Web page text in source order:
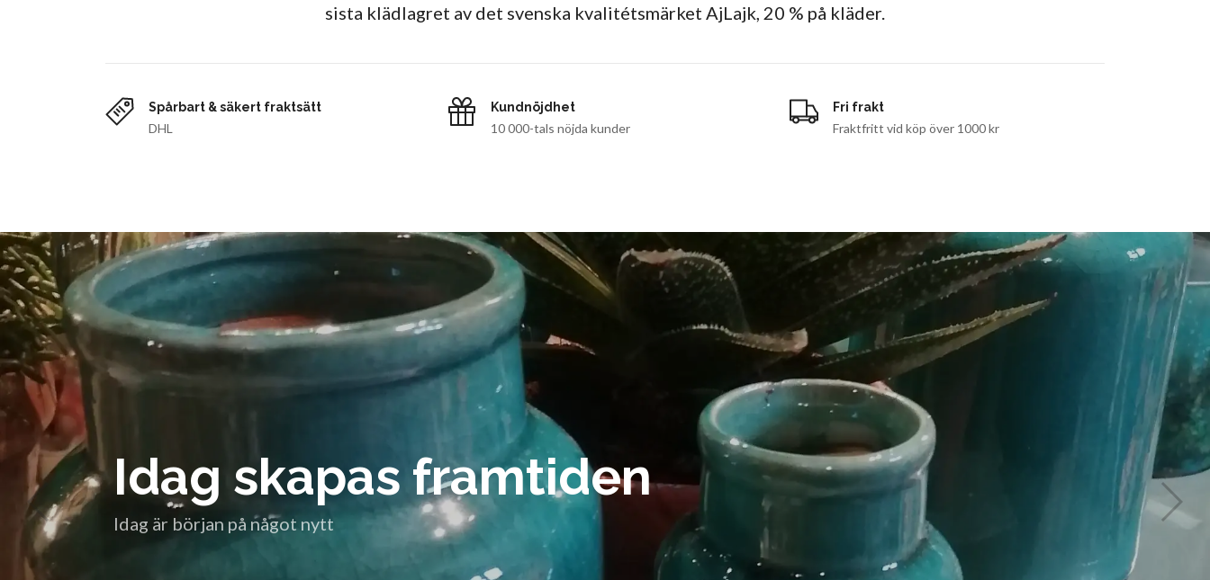
sista klädlagret av det svenska kvalitétsmärket AjLajk, 20 % på kläder.
Spårbart & säkert fraktsätt
DHL
Kundnöjdhet
10 000-tals nöjda kunder
Fri frakt
Fraktfritt vid köp över 1000 kr
Idag skapas framtiden
Idag är början på något nytt